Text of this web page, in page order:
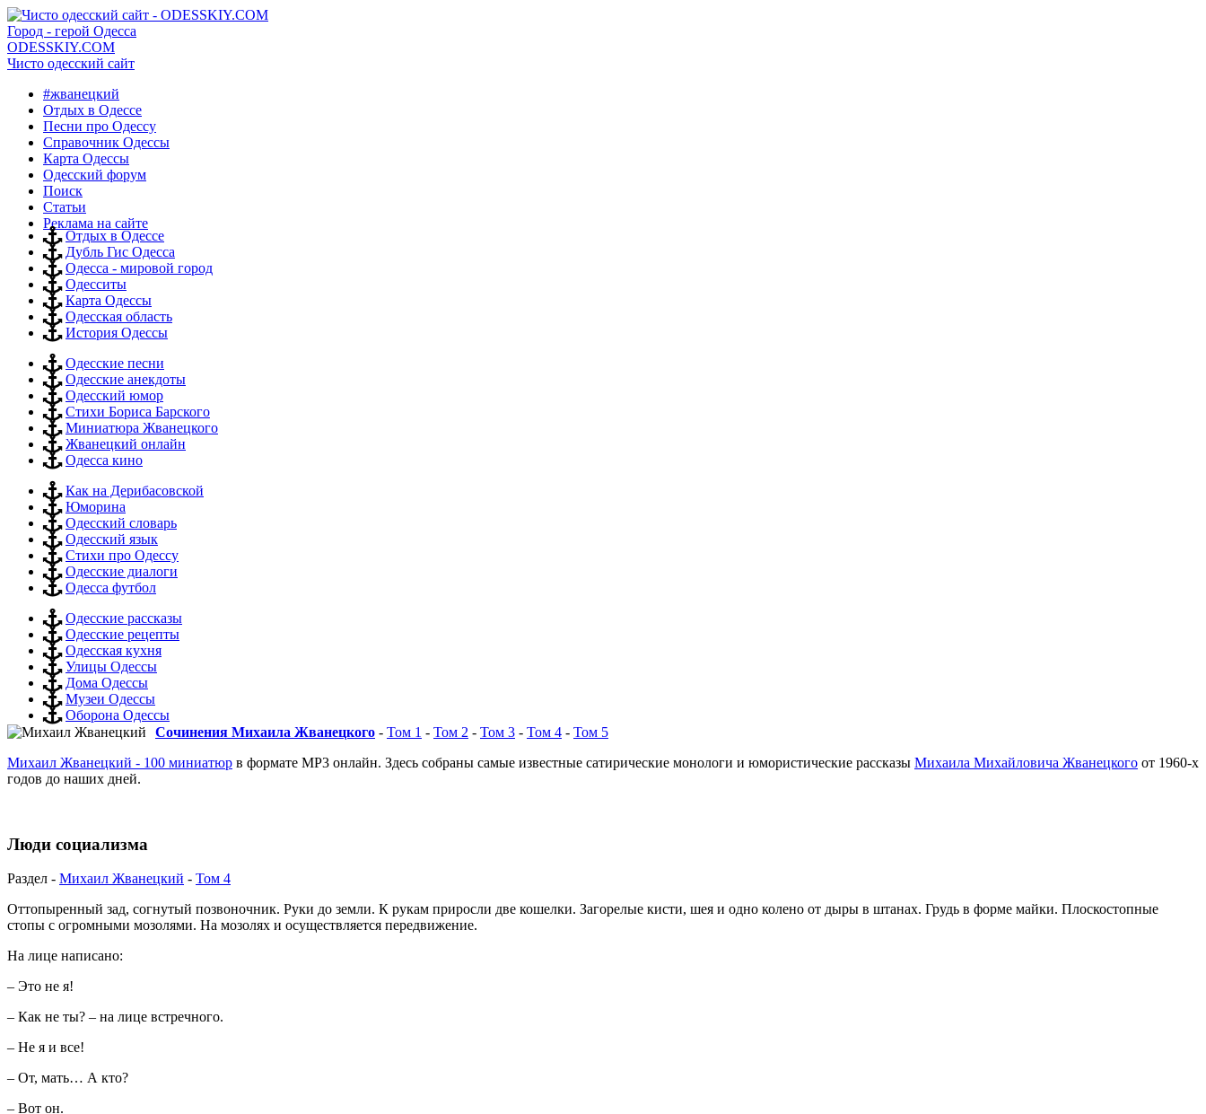
Город - герой Одесса
ODESSKIY.COM
Чисто одесский сайт
#жванецкий
Отдых в Одессе
Песни про Одессу
Справочник Одессы
Карта Одессы
Одесский форум
Поиск
Статьи
Реклама на сайте
Отдых в Одессе
Дубль Гис Одесса
Одесса - мировой город
Одесситы
Карта Одессы
Одесская область
История Одессы
Одесские песни
Одесские анекдоты
Одесский юмор
Стихи Бориса Барского
Миниатюра Жванецкого
Жванецкий онлайн
Одесса кино
Как на Дерибасовской
Юморина
Одесский словарь
Одесский язык
Стихи про Одессу
Одесские диалоги
Одесса футбол
Одесские рассказы
Одесские рецепты
Одесская кухня
Улицы Одессы
Дома Одессы
Музеи Одессы
Оборона Одессы
Сочинения Михаила Жванецкого - Том 1 - Том 2 - Том 3 - Том 4 - Том 5
Михаил Жванецкий - 100 миниатюр в формате MP3 онлайн. Здесь собраны самые известные сатирические монологи и юмористические рассказы Михаила Михайловича Жванецкого от 1960-х
годов до наших дней.
Люди социализма
Раздел - Михаил Жванецкий - Том 4
Оттопыренный зад, согнутый позвоночник. Руки до земли. К рукам приросли две кошелки. Загорелые кисти, шея и одно колено от дыры в штанах. Грудь в форме майки. Плоскостопные
стопы с огромными мозолями. На мозолях и осуществляется передвижение.
На лице написано:
– Это не я!
– Как не ты? – на лице встречного.
– Не я и все!
– От, мать… А кто?
– Вот он.